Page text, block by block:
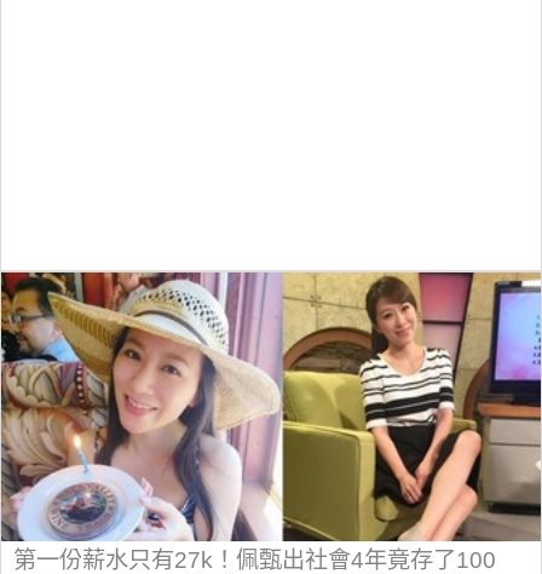
第一份薪水只有27k！佩甄出社會4年竟存了100